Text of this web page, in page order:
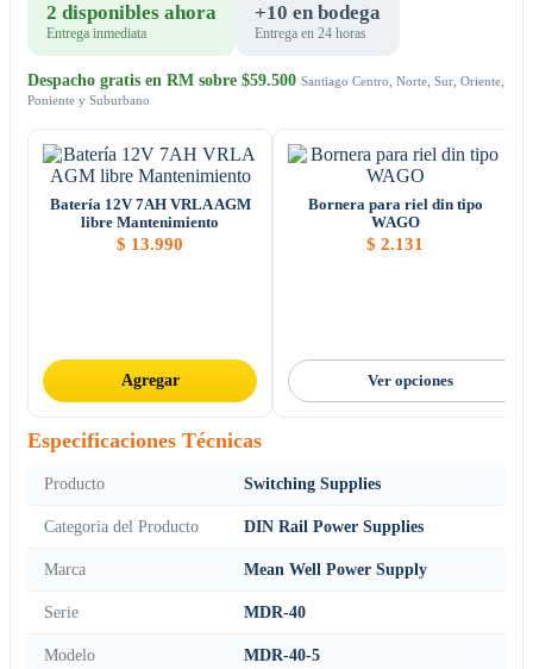
2 disponibles ahora
Entrega inmediata
+10 en bodega
Entrega en 24 horas
Despacho gratis en RM sobre $59.500 Santiago Centro, Norte, Sur, Oriente,
Poniente y Suburbano
Batería 12V 7AH VRLA AGM
libre Mantenimiento
$ 13.990
Agregar
Bornera para riel din tipo
WAGO
$ 2.131
Ver opciones
Especificaciones Técnicas
Producto Switching Supplies
Categoria del Producto DIN Rail Power Supplies
Marca Mean Well Power Supply
Serie MDR-40
Modelo MDR-40-5